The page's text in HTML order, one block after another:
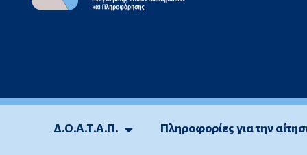
Δ.Ο.Α.Τ.Α.Π. Πληροφορίες για την